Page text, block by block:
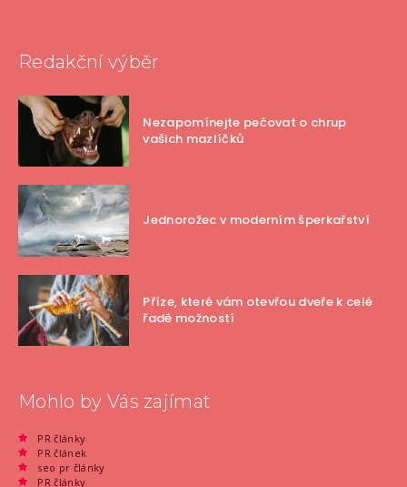
Redakční výběr
Nezapomínejte pečovat o chrup
vašich mazlíčků
Jednorožec v moderním šperkařství
Příze, které vám otevřou dveře k celé
řadě možností
Mohlo by Vás zajímat
PR články
PR článek
seo pr články
PR články